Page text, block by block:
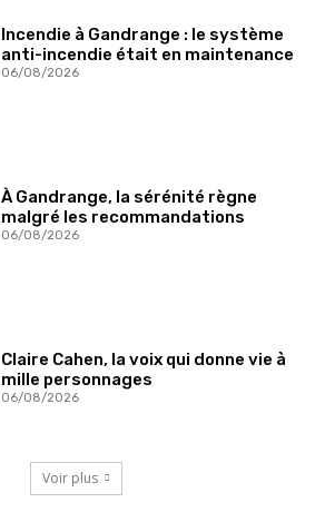
Incendie à Gandrange : le système
anti-incendie était en maintenance
06/08/2026
À Gandrange, la sérénité règne
malgré les recommandations
06/08/2026
Claire Cahen, la voix qui donne vie à
mille personnages
06/08/2026
Voir plus